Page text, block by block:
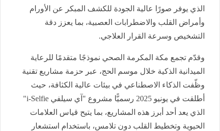
الذي يوفر صورًا عالية الجودة للكشف المبكر عن الأورام
وأمراض القلب والاضطرابات العصبية، بما يعزز دقة
التشخيص وسرعة القرار العلاجي.
وقدّم تجمع مكة المكرمة الصحي نموذجًا متقدمًا للرعاية
الميدانية الذكية خلال موسم الحج، عبر حزمة مشاريع تقنية
وظّفت الذكاء الاصطناعي في بيئات عالية الكثافة، حيث
أطلقت في يونيو 2025 رسميًّا مشروع "آي سيلفي i-Selfie"
الذي يعد أحد أبرز هذه المشاريع، بما يتيح قياس العلامات
الحيوية وتخطيط القلب دون تلامس، باستخدام استشعار